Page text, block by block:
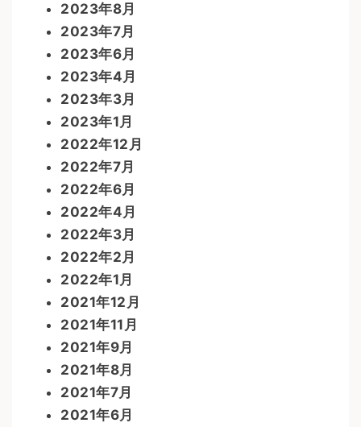
2023年8月
2023年7月
2023年6月
2023年4月
2023年3月
2023年1月
2022年12月
2022年7月
2022年6月
2022年4月
2022年3月
2022年2月
2022年1月
2021年12月
2021年11月
2021年9月
2021年8月
2021年7月
2021年6月